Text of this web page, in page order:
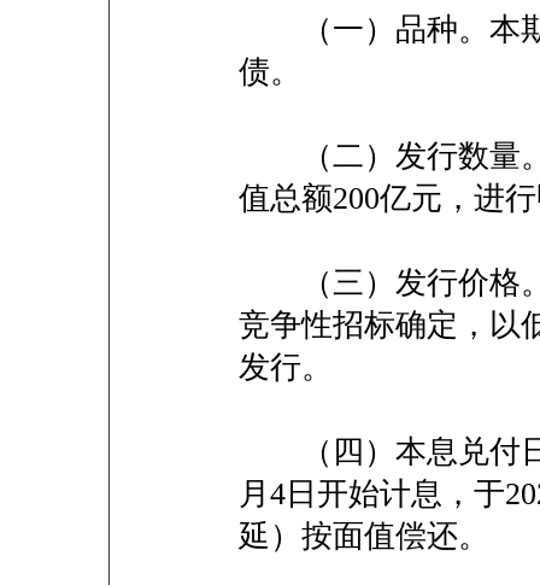
（一）品种。本期
债。
（二）发行数量
值总额200亿元，进
（三）发行价格
竞争性招标确定，以
发行。
（四）本息兑付日
月4日开始计息，于
延）按面值偿还。